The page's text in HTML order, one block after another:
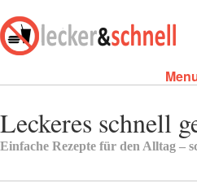
Leckeres schnell
Einfache Rezepte für den Alltag –